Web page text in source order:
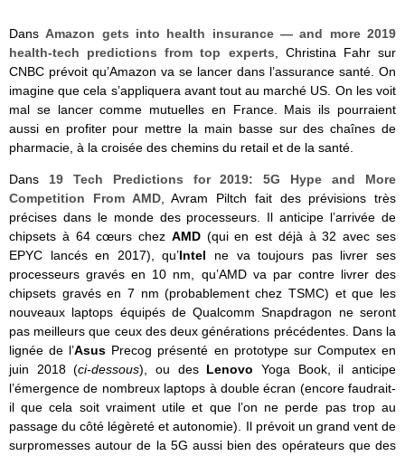
DansAmazon gets into health insurance — and more 2019
health-tech predictions from top experts, Christina Fahr sur
CNBC prévoit qu’Amazon va se lancer dans l’assurance santé. On
imagine que cela s’appliquera avant tout au marché US. On les voit
mal se lancer comme mutuelles en France. Mais ils pourraient
aussi en profiter pour mettre la main basse sur des chaînes de
pharmacie, à la croisée des chemins du retail et de la santé.
Dans 19 Tech Predictions for 2019: 5G Hype and More
Competition From AMD, Avram Piltch fait des prévisions très
précises dans le monde des processeurs. Il anticipe l’arrivée de
chipsets à 64 cœurs chez AMD(qui en est déjà à 32 avec ses
EPYC lancés en 2017), qu’Intel ne va toujours pas livrer ses
processeurs gravés en 10 nm, qu’AMD va par contre livrer des
chipsets gravés en 7 nm (probablement chez TSMC) et que les
nouveaux laptops équipés de Qualcomm Snapdragon ne seront
pas meilleurs que ceux des deux générations précédentes. Dans la
lignée de l’Asus Precog présenté en prototype sur Computex en
juin 2018 (ci-dessous), ou des Lenovo Yoga Book, il anticipe
l’émergence de nombreux laptops à double écran (encore faudrait-
il que cela soit vraiment utile et que l’on ne perde pas trop au
passage du côté légèreté et autonomie). Il prévoit un grand vent de
surpromesses autour de la 5G aussi bien des opérateurs que des